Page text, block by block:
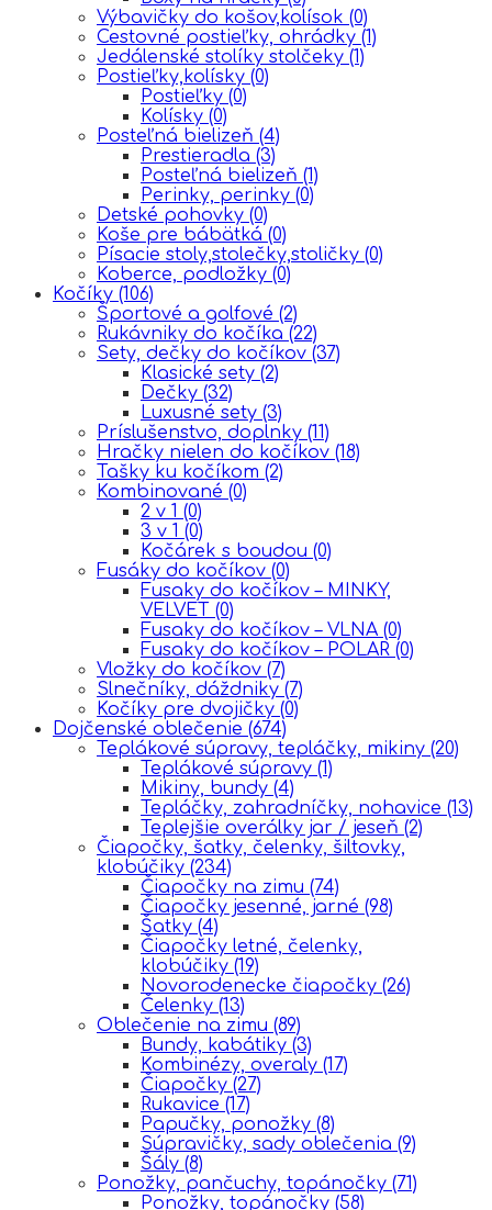
Výbavičky do košov,kolísok (0)
Cestovné postieľky, ohrádky (1)
Jedálenské stolíky stolčeky (1)
Postieľky,kolísky (0)
Postieľky (0)
Kolísky (0)
Posteľná bielizeň (4)
Prestieradla (3)
Posteľná bielizeň (1)
Perinky, perinky (0)
Detské pohovky (0)
Koše pre bábätká (0)
Písacie stoly,stolečky,stoličky (0)
Koberce, podložky (0)
Kočíky (106)
Športové a golfové (2)
Rukávniky do kočíka (22)
Sety, dečky do kočíkov (37)
Klasické sety (2)
Dečky (32)
Luxusné sety (3)
Príslušenstvo, doplnky (11)
Hračky nielen do kočíkov (18)
Tašky ku kočíkom (2)
Kombinované (0)
2 v 1 (0)
3 v 1 (0)
Kočárek s boudou (0)
Fusáky do kočíkov (0)
Fusaky do kočíkov – MINKY,
VELVET (0)
Fusaky do kočíkov – VLNA (0)
Fusaky do kočíkov – POLAR (0)
Vložky do kočíkov (7)
Slnečníky, dáždniky (7)
Kočíky pre dvojičky (0)
Dojčenské oblečenie (674)
Teplákové súpravy, tepláčky, mikiny (20)
Teplákové súpravy (1)
Mikiny, bundy (4)
Tepláčky, zahradníčky, nohavice (13)
Teplejšie overálky jar / jeseň (2)
Čiapočky, šatky, čelenky, šiltovky,
klobúčiky (234)
Čiapočky na zimu (74)
Čiapočky jesenné, jarné (98)
Šatky (4)
Čiapočky letné, čelenky,
klobúčiky (19)
Novorodenecke čiapočky (26)
Čelenky (13)
Oblečenie na zimu (89)
Bundy, kabátiky (3)
Kombinézy, overaly (17)
Čiapočky (27)
Rukavice (17)
Papučky, ponožky (8)
Súpravičky, sady oblečenia (9)
Šály (8)
Ponožky, pančuchy, topánočky (71)
Ponožky, topánočky (58)